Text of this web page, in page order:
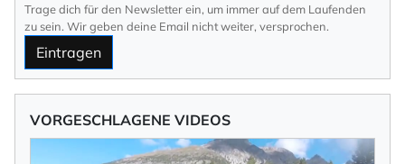
Trage dich für den Newsletter ein, um immer auf dem Laufenden
zu sein. Wir geben deine Email nicht weiter, versprochen.
Eintragen
VORGESCHLAGENE VIDEOS